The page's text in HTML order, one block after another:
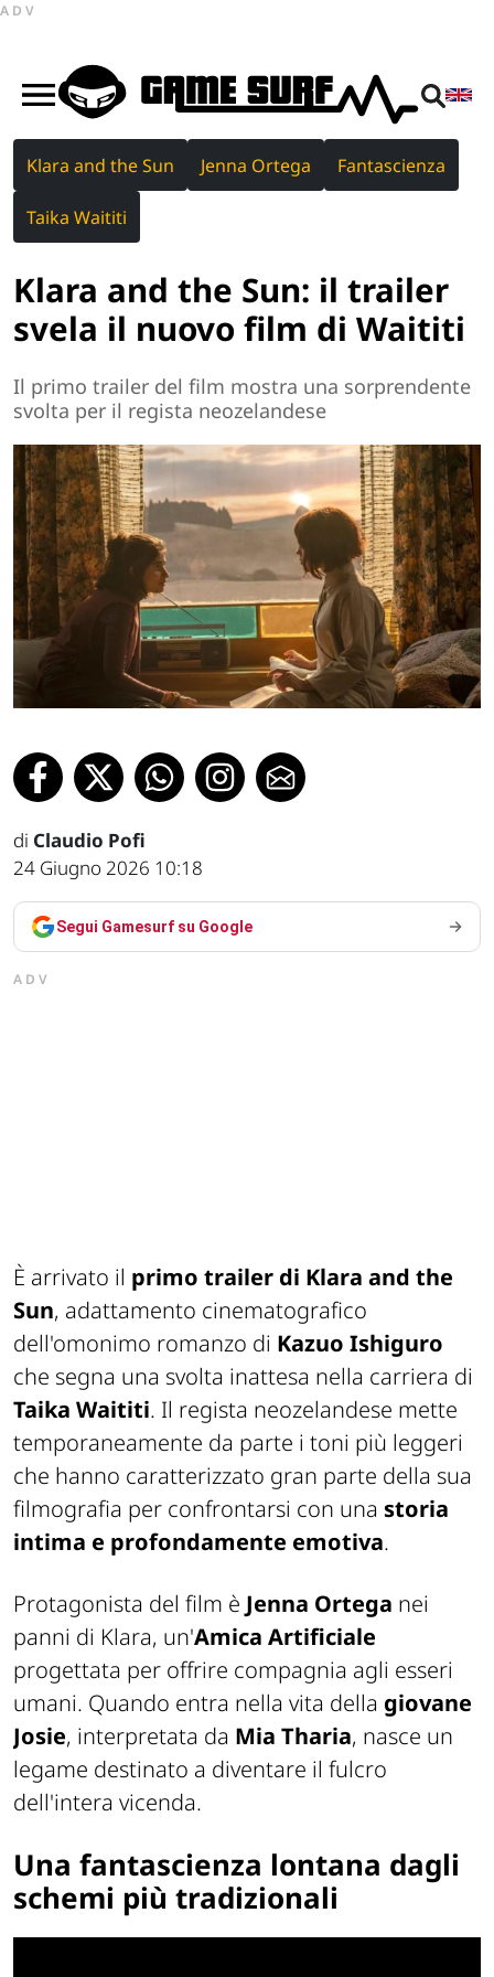
ADV
Klara and the Sun Jenna Ortega Fantascienza
Taika Waititi
Klara and the Sun: il trailer
svela il nuovo film di Waititi
Il primo trailer del film mostra una sorprendente
svolta per il regista neozelandese
di Claudio Pofi
24 Giugno 2026 10:18
Segui Gamesurf su Google
ADV
È arrivato il primo trailer di Klara and the
Sun, adattamento cinematografico
dell'omonimo romanzo di Kazuo Ishiguro
che segna una svolta inattesa nella carriera di
Taika Waititi. Il regista neozelandese mette
temporaneamente da parte i toni più leggeri
che hanno caratterizzato gran parte della sua
filmografia per confrontarsi con una storia
intima e profondamente emotiva.
Protagonista del film è Jenna Ortega nei
panni di Klara, un'Amica Artificiale
progettata per offrire compagnia agli esseri
umani. Quando entra nella vita della giovane
Josie, interpretata da Mia Tharia, nasce un
legame destinato a diventare il fulcro
dell'intera vicenda.
Una fantascienza lontana dagli
schemi più tradizionali